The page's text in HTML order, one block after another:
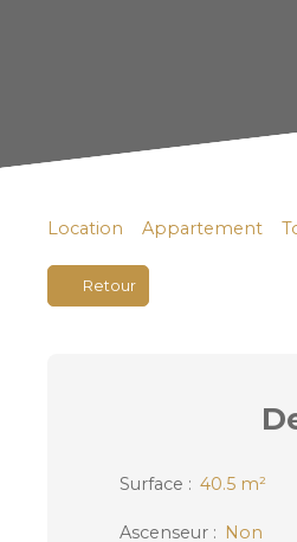
Location Appartement
Retour
Surface : 40.5 m²
Ascenseur : Non